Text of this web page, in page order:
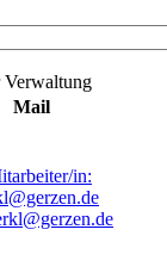
Verwaltung
Mail